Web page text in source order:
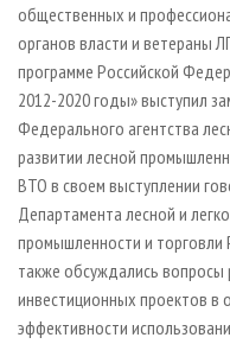
общественных и
органов власти и ветераны
программе Российской
2012-2020 годы» выступил
Федерального агентства
развитии лесной
ВТО в своем выступлении
Департамента лесной и
промышленности и торговли
также обсуждались вопросы
инвестиционных проектов в
эффективности